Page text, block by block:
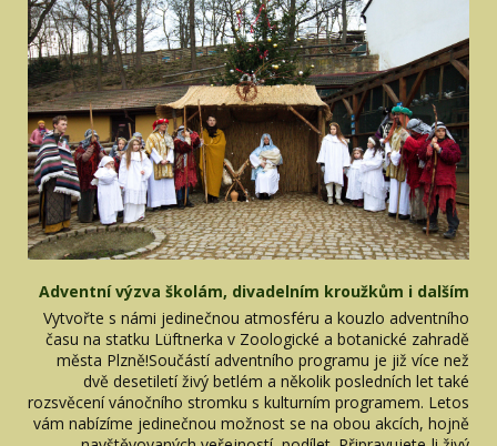
Adventní výzva školám, divadelním kroužkům i dalším
Vytvořte s námi jedinečnou atmosféru a kouzlo adventního
času na statku Lüftnerka v Zoologické a botanické zahradě
města Plzně!Součástí adventního programu je již více než
dvě desetiletí živý betlém a několik posledních let také
rozsvěcení vánočního stromku s kulturním programem. Letos
vám nabízíme jedinečnou možnost se na obou akcích, hojně